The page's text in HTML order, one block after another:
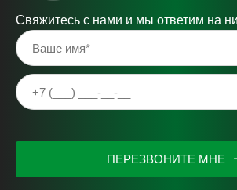
Свяжитесь с нами и мы ответим на
ПЕРЕЗВОНИТЕ МНЕ